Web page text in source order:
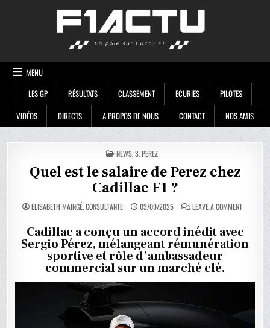
MENU
LES GP
RÉSULTATS CLASSEMENT ECURIES
PILOTES
VIDÉOS
DIRECTS A PROPOS DE NOUS CONTACT NOS AMIS
POSTED
IN
NEWS,S. PEREZ
Quel est le salaire de Perez chez
Cadillac F1 ?
ELISABETH MAINGÉ, CONSULTANTE 03/09/2025 LEAVE A COMMENTON
QUEL
LE
SALAIRE
DE
PEREZ
Cadillac a conçu un accord inédit avec
Sergio Pérez, mélangeant rémunération
sportive et rôle d’ambassadeur
commercial sur un marché clé.